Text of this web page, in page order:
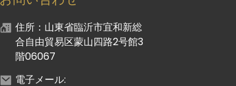
住所：山東省臨沂市宜和新総
合自由貿易区蒙山四路2号館3
階06067
電子メール: